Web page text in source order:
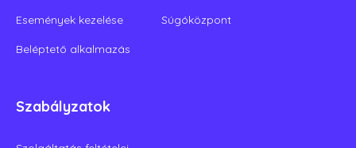
Események kezelése
Beléptető alkalmazás
Súgóközpont
Szabályzatok